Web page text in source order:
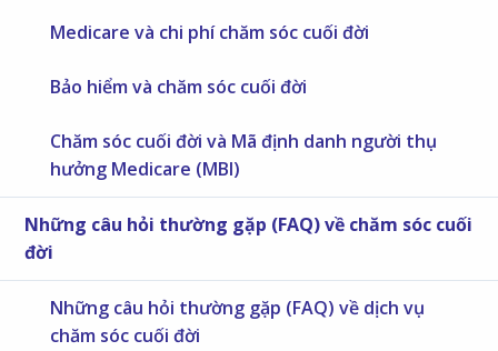
Medicare và chi phí chăm sóc cuối đời
Bảo hiểm và chăm sóc cuối đời
Chăm sóc cuối đời và Mã định danh người thụ
hưởng Medicare (MBI)
Những câu hỏi thường gặp (FAQ) về chăm sóc cuối
đời
Những câu hỏi thường gặp (FAQ) về dịch vụ
chăm sóc cuối đời